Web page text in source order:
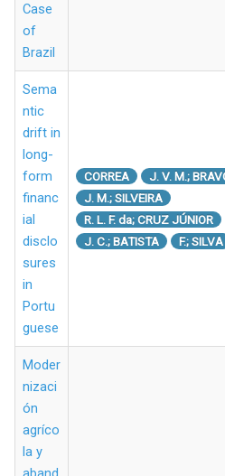
Case
of
Brazil
Sema
ntic
drift in
long-
form
financ
ial
disclo
sures
in
Portu
guese
CORREA
J. V. M.;
J. M.; SILVEIRA
R. L. F. da; CRUZ JÚNIOR
J. C.; BATISTA
F.; SILVA
Moder
nizaci
ón
agríco
la y